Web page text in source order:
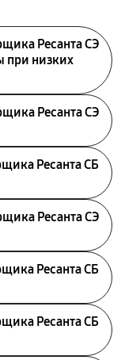
Ресанта СЭ
при низких
Ресанта СЭ
Ресанта СБ
Ресанта СЭ
Ресанта СБ
Ресанта СБ